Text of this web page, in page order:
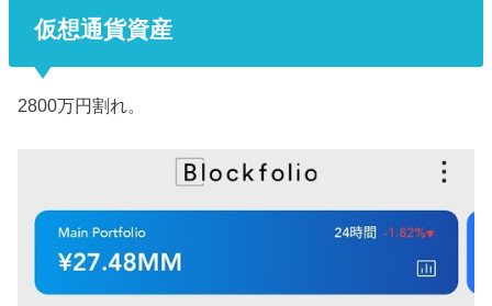
仮想通貨資産
2800万円割れ。